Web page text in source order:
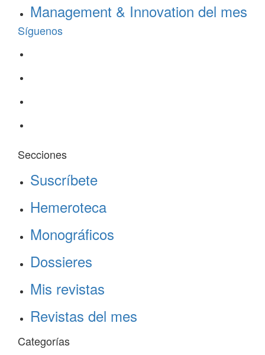
Management & Innovation del mes
Síguenos
Secciones
Suscríbete
Hemeroteca
Monográficos
Dossieres
Mis revistas
Revistas del mes
Categorías